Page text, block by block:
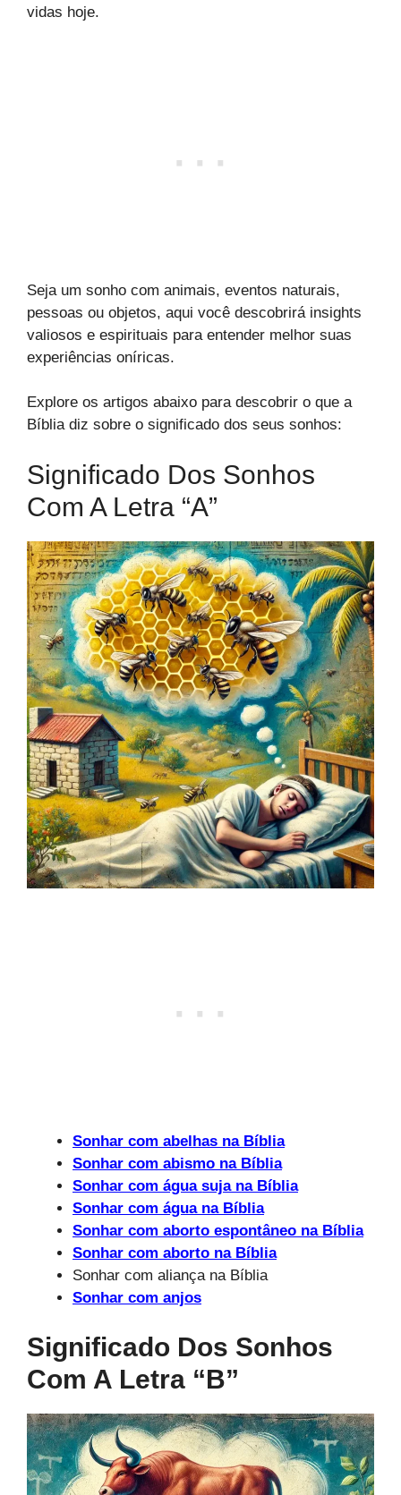
vidas hoje.
Seja um sonho com animais, eventos naturais,
pessoas ou objetos, aqui você descobrirá insights
valiosos e espirituais para entender melhor suas
experiências oníricas.
Explore os artigos abaixo para descobrir o que a
Bíblia diz sobre o significado dos seus sonhos:
Significado Dos Sonhos
Com A Letra “A”
Sonhar com abelhas na Bíblia
Sonhar com abismo na Bíblia
Sonhar com água suja na Bíblia
Sonhar com água na Bíblia
Sonhar com aborto espontâneo na Bíblia
Sonhar com aborto na Bíblia
Sonhar com aliança na Bíblia
Sonhar com anjos
Significado Dos Sonhos
Com A Letra “b”